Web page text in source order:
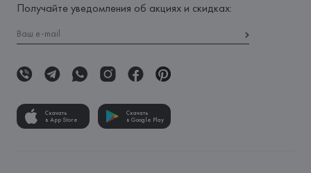
Получайте уведомления об акциях и скидках:
Скачать
в App Store
Скачать
в Google Play